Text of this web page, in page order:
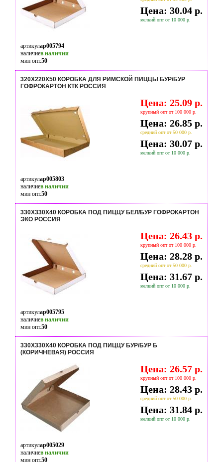
Цена: 30.04 р.
мелкий опт от 10 000 р.
артикулap005794
наличиев наличии
мин опт.50
320Х220Х50 КОРОБКА ДЛЯ РИМСКОЙ ПИЦЦЫ БУР/БУР
ГОФРОКАРТОН КТК РОССИЯ
Цена: 25.09 р.
крупный опт от 100 000 р.
Цена: 26.85 р.
средний опт от 50 000 р.
Цена: 30.07 р.
мелкий опт от 10 000 р.
артикулap005803
наличиев наличии
мин опт.50
330Х330Х40 КОРОБКА ПОД ПИЦЦУ БЕЛ/БУР ГОФРОКАРТОН
ЭКО РОССИЯ
Цена: 26.43 р.
крупный опт от 100 000 р.
Цена: 28.28 р.
средний опт от 50 000 р.
Цена: 31.67 р.
мелкий опт от 10 000 р.
артикулap005795
наличиев наличии
мин опт.50
330Х330Х40 КОРОБКА ПОД ПИЦЦУ БУР/БУР Б
(КОРИЧНЕВАЯ) РОССИЯ
Цена: 26.57 р.
крупный опт от 100 000 р.
Цена: 28.43 р.
средний опт от 50 000 р.
Цена: 31.84 р.
мелкий опт от 10 000 р.
артикулap005029
наличиев наличии
мин опт.50